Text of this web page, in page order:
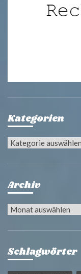
Kategorien
Kategorien
Archiv
Archiv
Schlagwörter